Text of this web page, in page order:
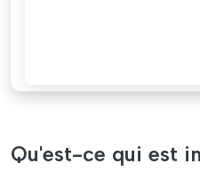
Qu'est-ce qui est